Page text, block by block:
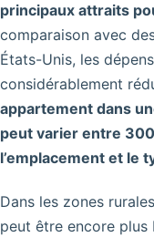
principaux attraits
comparaison avec
États-Unis, les
considérablement
appartement dans
peut varier entre
l’emplacement et le
Dans les zones
peut être encore plus